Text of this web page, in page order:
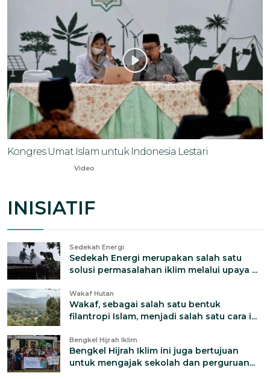
Kongres Umat Islam untuk Indonesia Lestari
Video
INISIATIF
Sedekah Energi
Sedekah Energi merupakan salah satu
solusi permasalahan iklim melalui upaya ...
Wakaf Hutan
Wakaf, sebagai salah satu bentuk
filantropi Islam, menjadi salah satu cara i...
Bengkel Hijrah Iklim
Bengkel Hijrah Iklim ini juga bertujuan
untuk mengajak sekolah dan perguruan...